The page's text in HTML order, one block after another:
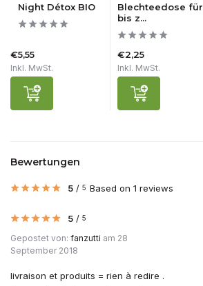
Night Détox BIO
€5,55
Inkl. MwSt.
Blechteedose für
bis z...
€2,25
Inkl. MwSt.
Bewertungen
5 / 5 Based on 1 reviews
5 / 5
Gepostet von: fanzutti am 28
September 2018
livraison et produits = rien à redire .